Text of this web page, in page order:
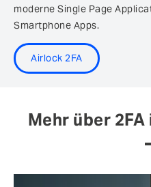
moderne Single Page
Smartphone Apps.
Airlock 2FA
Mehr über